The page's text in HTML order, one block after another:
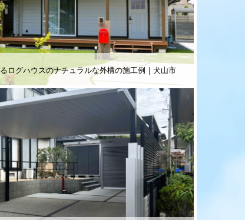
ログハウスのナチュラルな外構の施工例｜犬山市